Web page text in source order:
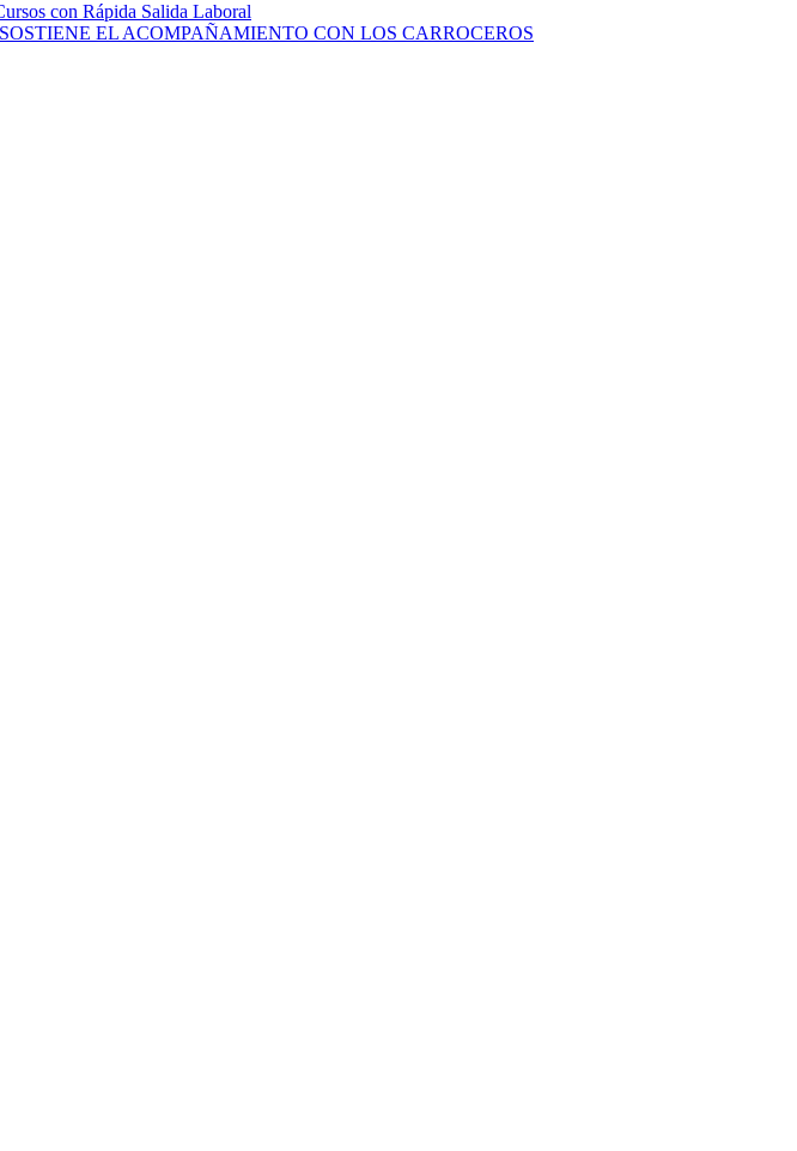
con Rápida Salida Laboral
EL ACOMPAÑAMIENTO CON LOS CARROCEROS